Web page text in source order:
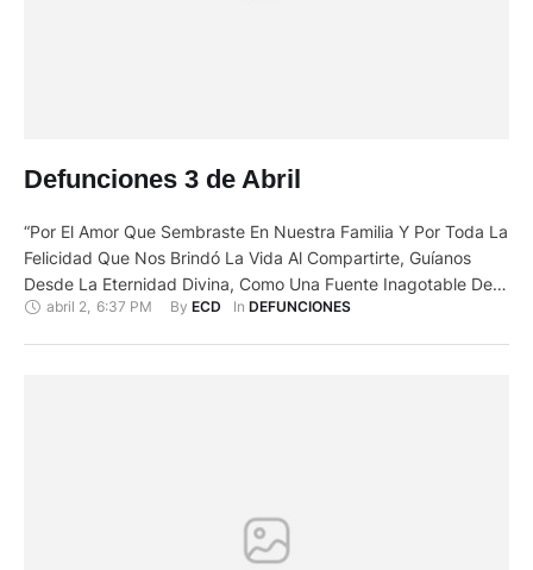
Defunciones 3 de Abril
“Por El Amor Que Sembraste En Nuestra Familia Y Por Toda La
Felicidad Que Nos Brindó La Vida Al Compartirte, Guíanos
Desde La Eternidad Divina, Como Una Fuente Inagotable De
Alegría, Amor y, Ejemplo de Trabajo y Honestidad Como Lo
abril 2 6:37 PM By ECD In DEFUNCIONES